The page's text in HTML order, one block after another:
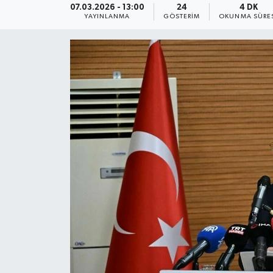
07.03.2026 - 13:00
YAYINLANMA
24
GÖSTERIM
4 DK
OKUNMA